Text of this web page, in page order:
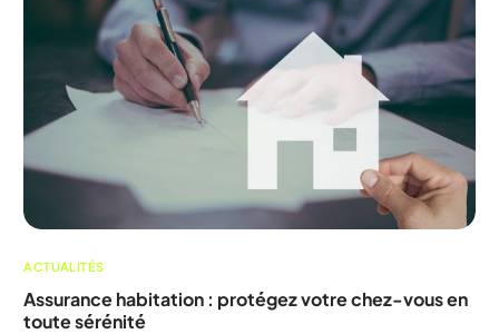
ACTUALITÉS
Assurance habitation : protégez votre chez-vous en
toute sérénité